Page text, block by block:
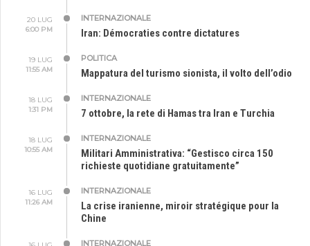
20 LUG
6:00 PM
INTERNAZIONALE
Iran: Démocraties contre dictatures
19 LUG
11:55 AM
POLITICA
Mappatura del turismo sionista, il volto dell’odio
18 LUG
1:31 PM
INTERNAZIONALE
7 ottobre, la rete di Hamas tra Iran e Turchia
18 LUG
10:55 AM
INTERNAZIONALE
Militari Amministrativa: “Gestisco circa 150
richieste quotidiane gratuitamente”
16 LUG
11:26 AM
INTERNAZIONALE
La crise iranienne, miroir stratégique pour la
Chine
INTERNAZIONALE